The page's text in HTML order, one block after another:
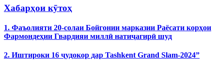
Хабарҳои кӯтоҳ
1. Фаъолияти 20-солаи Бойгонии марказии Раёсати корҳои
Фармондеҳии Гвардияи миллӣ натиҷагирӣ шуд
2. Иштироки 16 ҷудокор дар Tashkent Grand Slam-2024”